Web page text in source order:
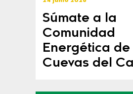
Súmate a la
Comunidad
Energética de
Cuevas del